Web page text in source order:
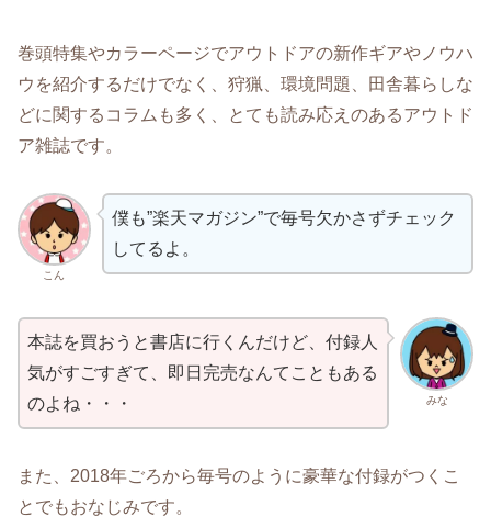
巻頭特集やカラーページでアウトドアの新作ギアやノウハ
ウを紹介するだけでなく、狩猟、環境問題、田舎暮らしな
どに関するコラムも多く、とても読み応えのあるアウトド
ア雑誌です。
こん
僕も”楽天マガジン”で毎号欠かさずチェック
してるよ。
みな
本誌を買おうと書店に行くんだけど、付録人
気がすごすぎて、即日完売なんてこともある
のよね・・・
また、2018年ごろから毎号のように豪華な付録がつくこ
とでもおなじみです。